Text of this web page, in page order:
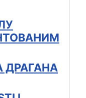
ДРАГАНА